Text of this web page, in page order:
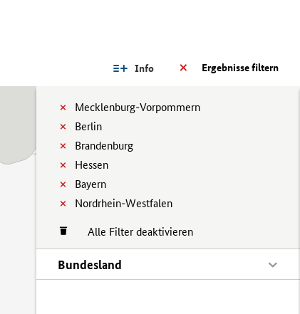
Ergebnisse filtern
Info
Mecklenburg-Vorpommern
Berlin
Brandenburg
Hessen
Bayern
Nordrhein-Westfalen
Alle Filter deaktivieren
Bundesland